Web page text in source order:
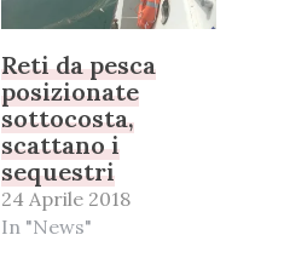
Reti da pesca
posizionate
sottocosta,
scattano i
sequestri
24 Aprile 2018
In "News"